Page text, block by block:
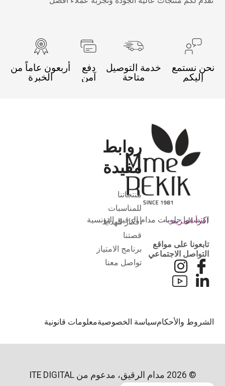
نحن نستمع
إليكم
خدمة التوصيل
متاحة
دفع
آمن
أربعون عاماً من
الخبرة
اكتشفوا حلويات مدام الرقيق التونسية
اقرأ المزيد
تابعونا على مواقع
التواصل الاجتماعي
روابط
مفيدة
منتجاتنا
للمناسبات
أفكار للهدايا
قصتنا
برنامج الامتياز
تواصل معنا
الشروط والأحكامسياسة الخصوصيةمعلومات قانونية
© 2026 مدام الرقيق، مدعوم من ITE DIGITAL